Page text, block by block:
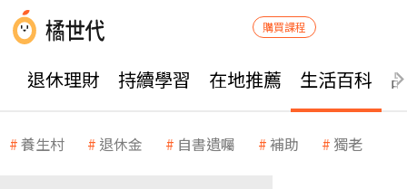
購買課程
退休理財 持續學習 在地推薦 生活百科
養生村 退休金 自書遺囑 補助 獨老